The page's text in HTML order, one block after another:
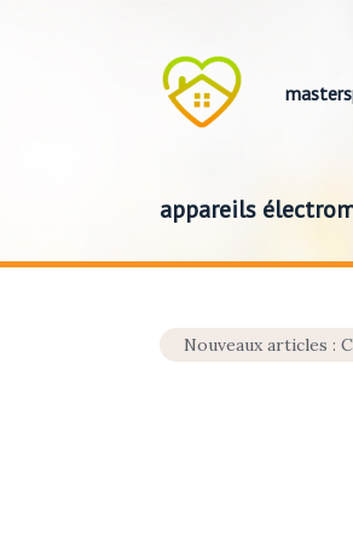
appareils
Nouveaux articles :